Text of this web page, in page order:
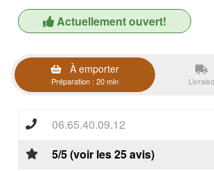
Actuellement ouvert!
À emporter
Préparation : 20 min
06.65.40.09.12
5/5 (voir les 25 avis)